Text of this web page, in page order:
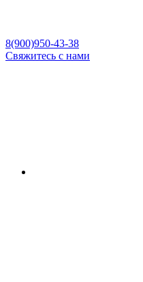
8(900)950-43-38
Свяжитесь с нами